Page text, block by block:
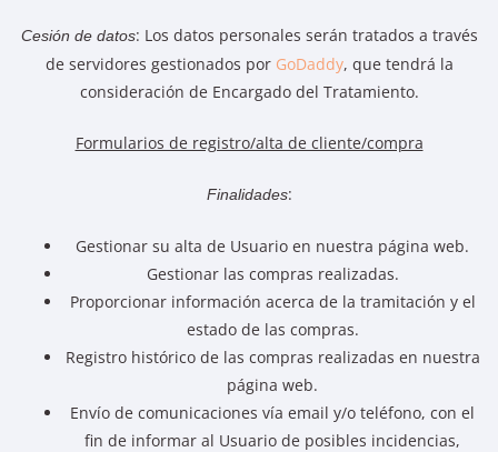
Cesión de datos: Los datos personales serán tratados a través
de servidores gestionados por GoDaddy, que tendrá la
consideración de Encargado del Tratamiento.
Formularios de registro/alta de cliente/compra
Finalidades:
Gestionar su alta de Usuario en nuestra página web.
Gestionar las compras realizadas.
Proporcionar información acerca de la tramitación y el
estado de las compras.
Registro histórico de las compras realizadas en nuestra
página web.
Envío de comunicaciones vía email y/o teléfono, con el
fin de informar al Usuario de posibles incidencias,